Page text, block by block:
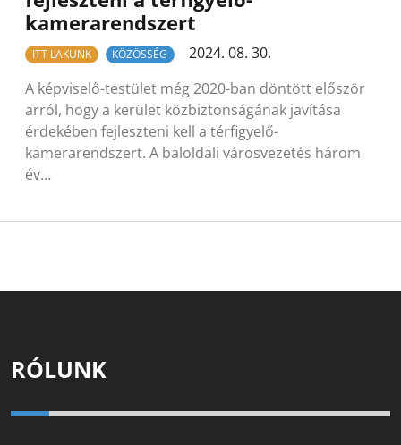
kamerarendszert
ITT LAKUNK KÖZÖSSÉG
2024. 08. 30.
A képviselő-testület még 2020-ban döntött először
arról, hogy a kerület közbiztonságának javítása
érdekében fejleszteni kell a térfigyelő-
kamerarendszert. A baloldali városvezetés három
év…
RÓLUNK